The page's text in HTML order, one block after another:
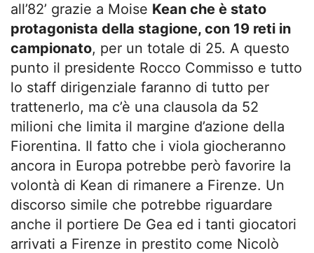
all’82’ grazie a Moise Kean che è stato
protagonista della stagione, con 19 reti in
campionato, per un totale di 25. A questo
punto il presidente Rocco Commisso e tutto
lo staff dirigenziale faranno di tutto per
trattenerlo, ma c’è una clausola da 52
milioni che limita il margine d’azione della
Fiorentina. Il fatto che i viola giocheranno
ancora in Europa potrebbe però favorire la
volontà di Kean di rimanere a Firenze. Un
discorso simile che potrebbe riguardare
anche il portiere De Gea ed i tanti giocatori
arrivati a Firenze in prestito come Nicolò